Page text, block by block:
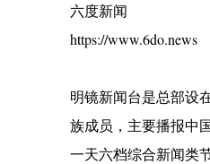
六度新闻
https://www.6do.news
明镜新闻台是总部设
族成员，主要播报中
一天六档综合新闻类